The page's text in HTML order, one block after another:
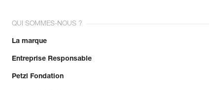
QUI SOMMES-NOUS ?
La marque
Entreprise Responsable
Petzl Fondation